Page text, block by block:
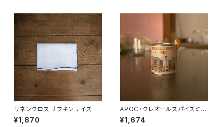
リネンクロス ナフキンサイズ
¥1,870
APOC・クレオールスパイスミッ
クス
¥1,674